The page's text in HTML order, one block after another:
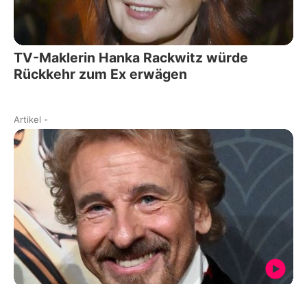
TV-Maklerin Hanka Rackwitz würde
Rückkehr zum Ex erwägen
Artikel -